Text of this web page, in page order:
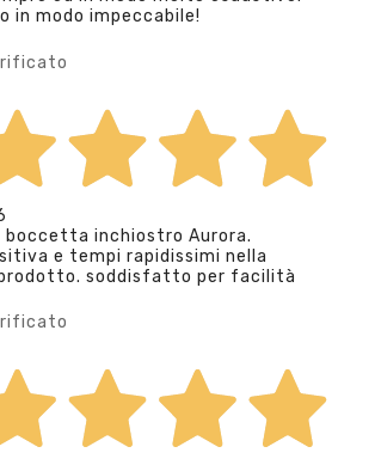
in modo impeccabile!
boccetta inchiostro Aurora.
e tempi rapidissimi nella
soddisfatto per facilità